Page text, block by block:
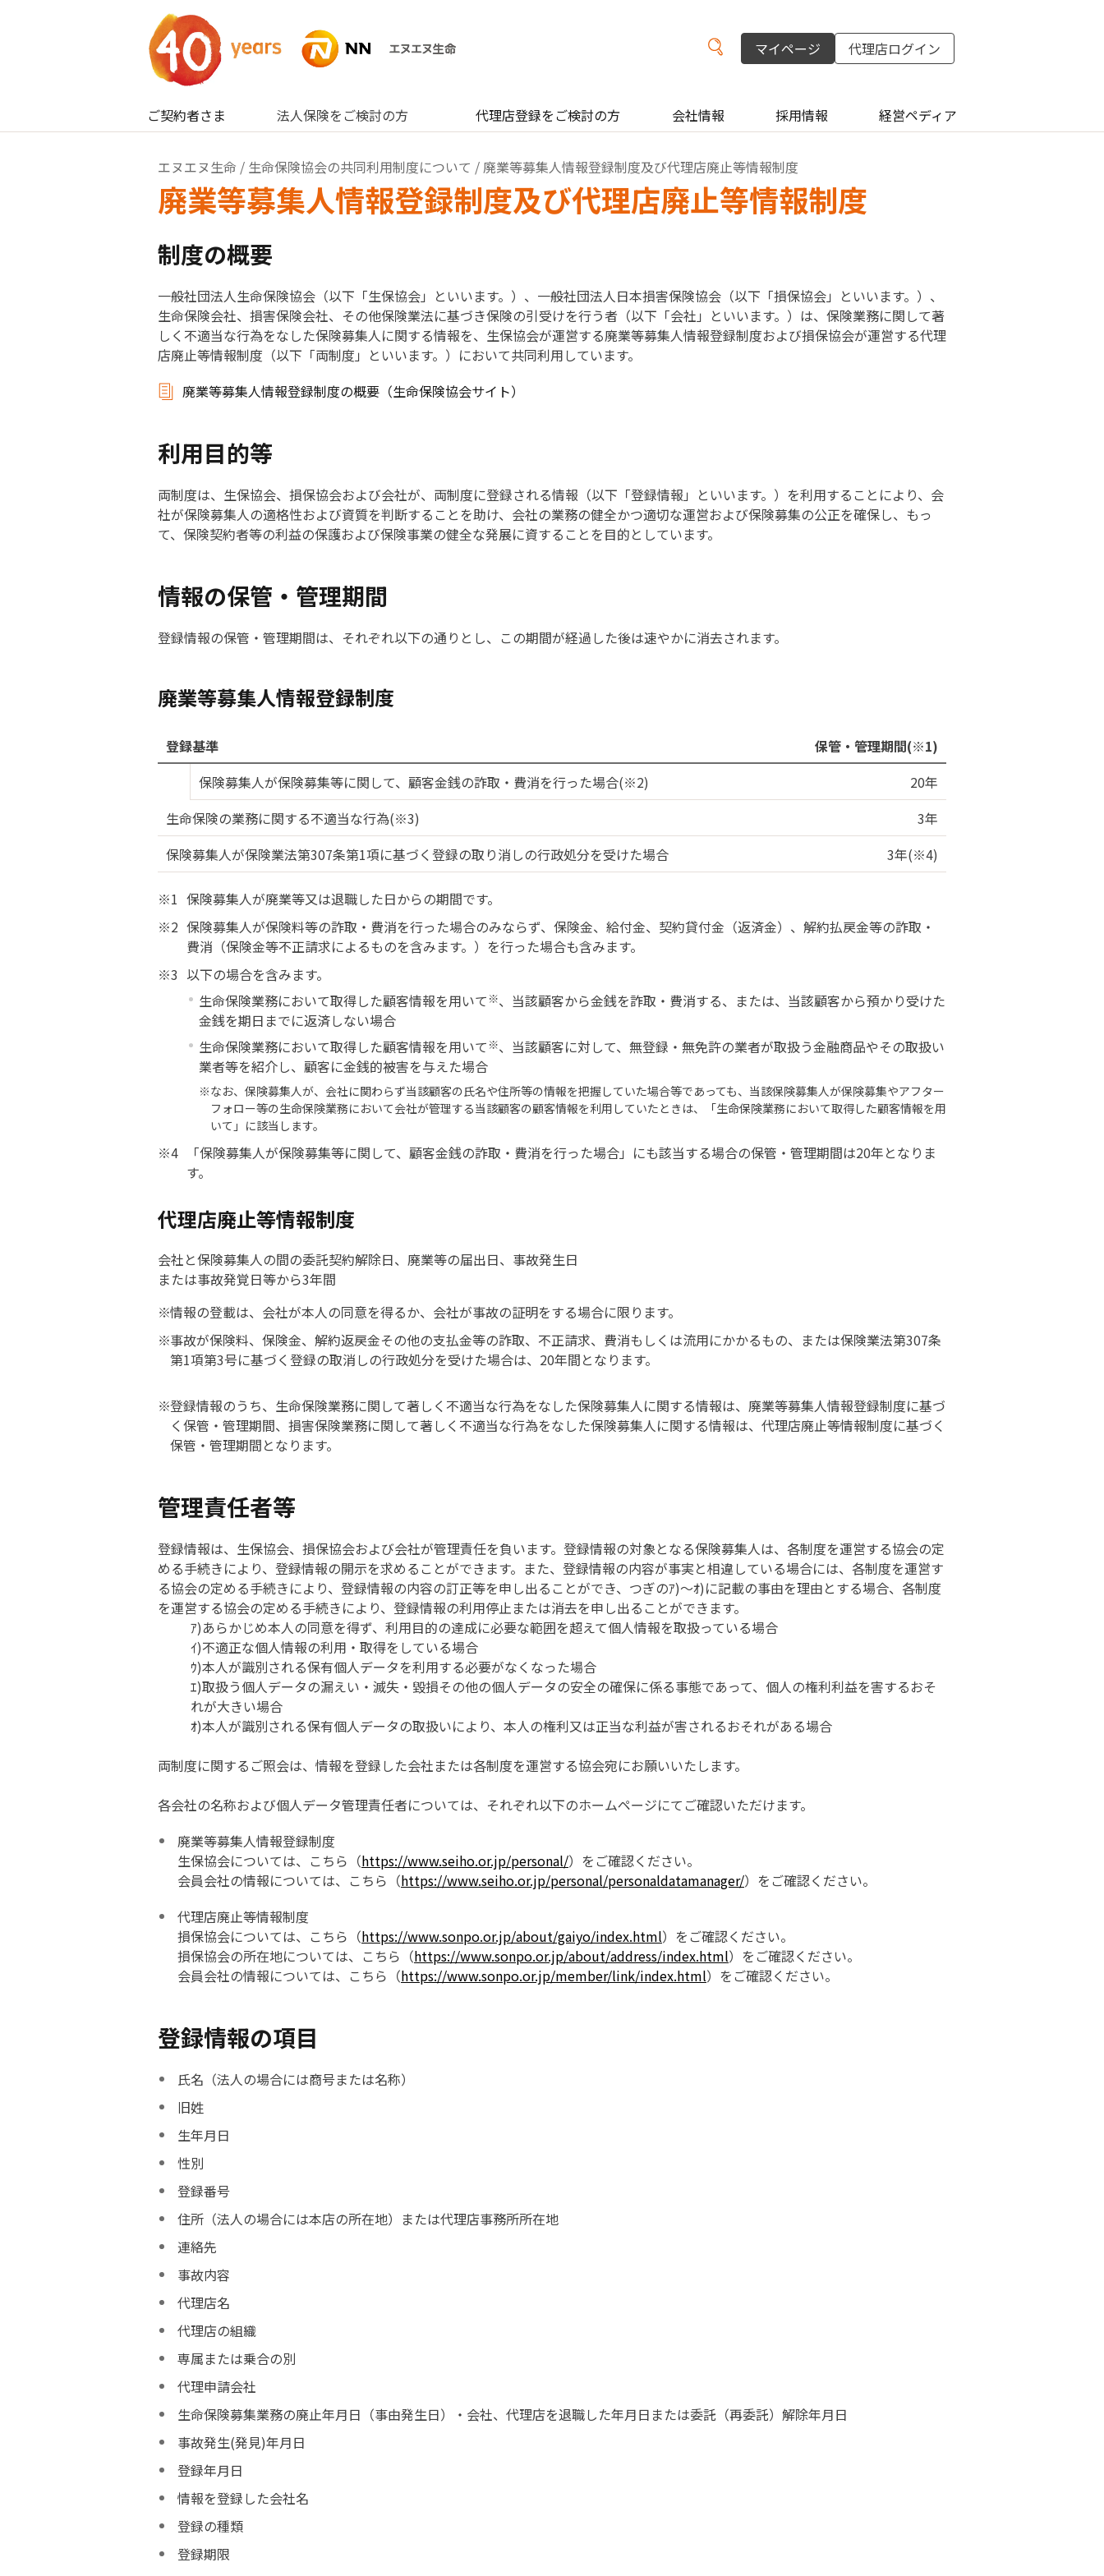
ご契約者さま 法人保険をご検討の方 代理店登録をご検討の方 会社情報 採用情報 経営ペディア
マイページ 代理店ログイン
エヌエヌ生命 / 生命保険協会の共同利用制度について / 廃業等募集人情報登録制度及び代理店廃止等情報制度
廃業等募集人情報登録制度及び代理店廃止等情報制度
制度の概要
一般社団法人生命保険協会（以下「生保協会」といいます。）、一般社団法人日本損害保険協会（以下「損保協会」といいます。）、
生命保険会社、損害保険会社、その他保険業法に基づき保険の引受けを行う者（以下「会社」といいます。）は、保険業務に関して著
しく不適当な行為をなした保険募集人に関する情報を、生保協会が運営する廃業等募集人情報登録制度および損保協会が運営する代理
店廃止等情報制度（以下「両制度」といいます。）において共同利用しています。
廃業等募集人情報登録制度の概要（生命保険協会サイト）
利用目的等
両制度は、生保協会、損保協会および会社が、両制度に登録される情報（以下「登録情報」といいます。）を利用することにより、会
社が保険募集人の適格性および資質を判断することを助け、会社の業務の健全かつ適切な運営および保険募集の公正を確保し、もっ
て、保険契約者等の利益の保護および保険事業の健全な発展に資することを目的としています。
情報の保管・管理期間
登録情報の保管・管理期間は、それぞれ以下の通りとし、この期間が経過した後は速やかに消去されます。
廃業等募集人情報登録制度
登録基準
保管・管理期間(※1)
保険募集人が保険募集等に関して、顧客金銭の詐取・費消を行った場合(※2)
20年
生命保険の業務に関する不適当な行為(※3)
3年
保険募集人が保険業法第307条第1項に基づく登録の取り消しの行政処分を受けた場合
3年(※4)
保険募集人が廃業等又は退職した日からの期間です。
保険募集人が保険料等の詐取・費消を行った場合のみならず、保険金、給付金、契約貸付金（返済金）、解約払戻金等の詐取・
費消（保険金等不正請求によるものを含みます。）を行った場合も含みます。
以下の場合を含みます。
生命保険業務において取得した顧客情報を用いて ※、当該顧客から金銭を詐取・費消する、または、当該顧客から預かり受けた
金銭を期日までに返済しない場合
生命保険業務において取得した顧客情報を用いて ※、当該顧客に対して、無登録・無免許の業者が取扱う金融商品やその取扱い
業者等を紹介し、顧客に金銭的被害を与えた場合
※なお、保険募集人が、会社に関わらず当該顧客の氏名や住所等の情報を把握していた場合等であっても、当該保険募集人が保険募集やアフター
フォロー等の生命保険業務において会社が管理する当該顧客の顧客情報を利用していたときは、「生命保険業務において取得した顧客情報を用
いて」に該当します。
「保険募集人が保険募集等に関して、顧客金銭の詐取・費消を行った場合」にも該当する場合の保管・管理期間は20年となりま
す。
代理店廃止等情報制度
会社と保険募集人の間の委託契約解除日、廃業等の届出日、事故発生日
または事故発覚日等から3年間
情報の登載は、会社が本人の同意を得るか、会社が事故の証明をする場合に限ります。
事故が保険料、保険金、解約返戻金その他の支払金等の詐取、不正請求、費消もしくは流用にかかるもの、または保険業法第307条
第1項第3号に基づく登録の取消しの行政処分を受けた場合は、20年間となります。
登録情報のうち、生命保険業務に関して著しく不適当な行為をなした保険募集人に関する情報は、廃業等募集人情報登録制度に基づ
く保管・管理期間、損害保険業務に関して著しく不適当な行為をなした保険募集人に関する情報は、代理店廃止等情報制度に基づく
保管・管理期間となります。
管理責任者等
登録情報は、生保協会、損保協会および会社が管理責任を負います。登録情報の対象となる保険募集人は、各制度を運営する協会の定
める手続きにより、登録情報の開示を求めることができます。また、登録情報の内容が事実と相違している場合には、各制度を運営す
る協会の定める手続きにより、登録情報の内容の訂正等を申し出ることができ、つぎのｱ)～ｵ)に記載の事由を理由とする場合、各制度
を運営する協会の定める手続きにより、登録情報の利用停止または消去を申し出ることができます。
ｱ)あらかじめ本人の同意を得ず、利用目的の達成に必要な範囲を超えて個人情報を取扱っている場合
ｲ)不適正な個人情報の利用・取得をしている場合
ｳ)本人が識別される保有個人データを利用する必要がなくなった場合
ｴ)取扱う個人データの漏えい・滅失・毀損その他の個人データの安全の確保に係る事態であって、個人の権利利益を害するおそ
れが大きい場合
ｵ)本人が識別される保有個人データの取扱いにより、本人の権利又は正当な利益が害されるおそれがある場合
両制度に関するご照会は、情報を登録した会社または各制度を運営する協会宛にお願いいたします。
各会社の名称および個人データ管理責任者については、それぞれ以下のホームページにてご確認いただけます。
廃業等募集人情報登録制度
生保協会については、こちら（https://www.seiho.or.jp/personal/）をご確認ください。
会員会社の情報については、こちら（https://www.seiho.or.jp/personal/personaldatamanager/）をご確認ください。
代理店廃止等情報制度
損保協会については、こちら（https://www.sonpo.or.jp/about/gaiyo/index.html）をご確認ください。
損保協会の所在地については、こちら（https://www.sonpo.or.jp/about/address/index.html）をご確認ください。
会員会社の情報については、こちら（https://www.sonpo.or.jp/member/link/index.html）をご確認ください。
登録情報の項目
氏名（法人の場合には商号または名称）
旧姓
生年月日
性別
登録番号
住所（法人の場合には本店の所在地）または代理店事務所所在地
連絡先
事故内容
代理店名
代理店の組織
専属または乗合の別
代理申請会社
生命保険募集業務の廃止年月日（事由発生日）・会社、代理店を退職した年月日または委託（再委託）解除年月日
事故発生(発見)年月日
登録年月日
情報を登録した会社名
登録の種類
登録期限